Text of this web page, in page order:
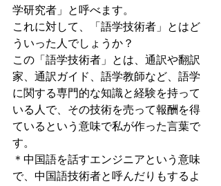
学研究者」と呼べます。
これに対して、「語学技術者」とはど
ういった人でしょうか？
この「語学技術者」とは、通訳や翻訳
家、通訳ガイド、語学教師など、語学
に関する専門的な知識と経験を持って
いる人で、その技術を売って報酬を得
ているという意味で私が作った言葉で
す。
＊中国語を話すエンジニアという意味
で、中国語技術者と呼んだりもするよ